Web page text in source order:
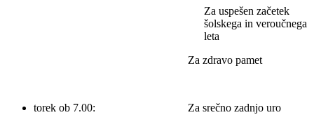
Za uspešen začetek
šolskega in veroučnega
leta
Za zdravo pamet
torek ob 7.00: Za srečno zadnjo uro